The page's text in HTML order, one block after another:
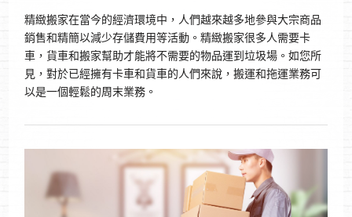
精緻搬家在當今的經濟環境中，人們越來越多地參與大宗商品
銷售和精簡以減少存儲費用等活動。精緻搬家很多人需要卡
車，貨車和搬家幫助才能將不需要的物品運到垃圾場。如您所
見，對於已經擁有卡車和貨車的人們來說，搬運和拖運業務可
以是一個輕鬆的周末業務。